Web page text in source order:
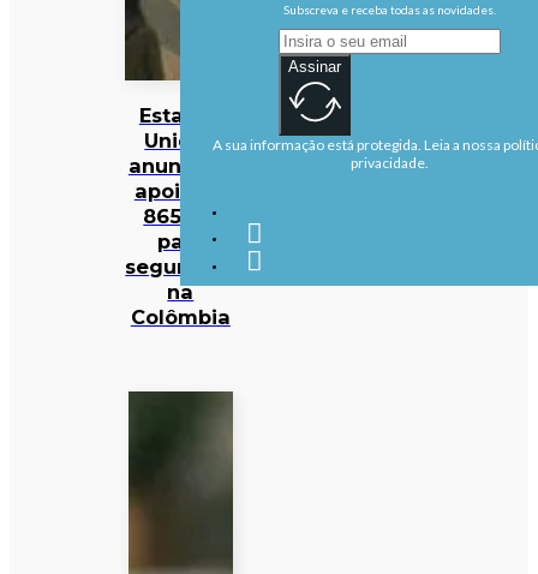
Estados
Unidos
anunciam
apoio de
865 ME
para
segurança
na
Colômbia
Subscreva e receba todas as novidades.
Assinar
A sua informação está protegida. Leia a nossa
privacidade.